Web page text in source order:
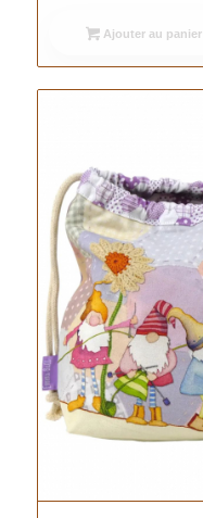
Ajouter au panier